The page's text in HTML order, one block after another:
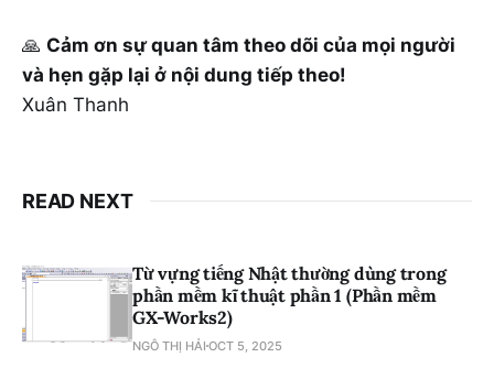
🙏 Cảm ơn sự quan tâm theo dõi của mọi người
và hẹn gặp lại ở nội dung tiếp theo!
Xuân Thanh
READ NEXT
Từ vựng tiếng Nhật thường dùng trong
phần mềm kĩ thuật phần 1 (Phần mềm
GX-Works2)
NGÔ THỊ HẢI OCT 5, 2025